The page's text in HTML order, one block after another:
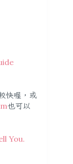
快喔，或
也可以
You.